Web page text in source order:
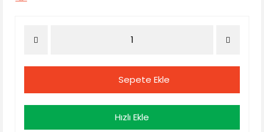
Sepete Ekle
Hızlı Ekle